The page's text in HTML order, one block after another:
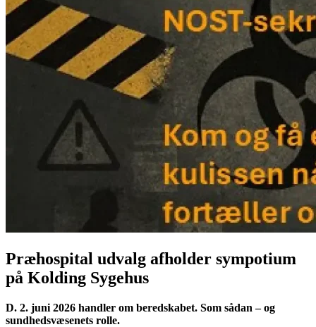
Præhospital udvalg afholder sympotium
på Kolding Sygehus
D. 2. juni 2026 handler om beredskabet. Som sådan – og
sundhedsvæsenets rolle.